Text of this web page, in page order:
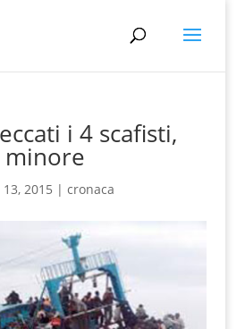
i 4 scafisti,
13, 2015 | cronaca